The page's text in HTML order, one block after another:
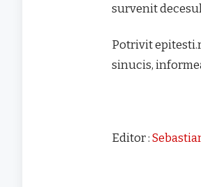
survenit
Potrivit
sinucis,
Editor :